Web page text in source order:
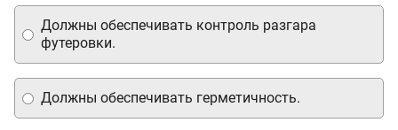
Должны обеспечивать герметичность.
Должны обеспечивать контроль разгара
футеровки.